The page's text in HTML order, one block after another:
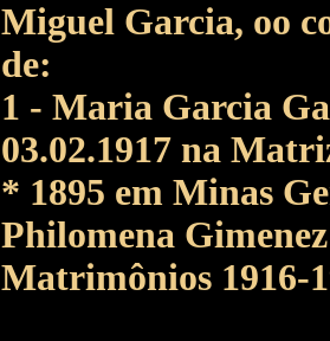
Miguel Garcia, oo
de:
1 - Maria Garcia
03.02.1917 na
* 1895 em Minas
Philomena
Matrimônios 1916-